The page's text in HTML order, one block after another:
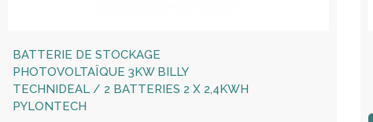
BATTERIE DE STOCKAGE
PHOTOVOLTAÏQUE 3KW BILLY
TECHNIDEAL / 2 BATTERIES 2 X 2,4KWH
PYLONTECH